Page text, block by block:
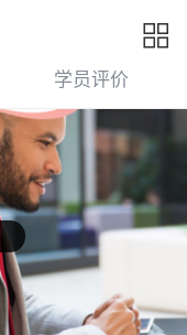

学员评价